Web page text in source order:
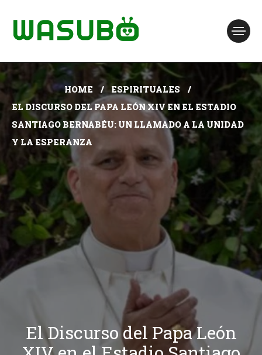
HOME
ESPIRITUALES
EL DISCURSO DEL PAPA LEÓN XIV EN EL ESTADIO
SANTIAGO BERNABÉU: UN LLAMADO A LA UNIDAD
Y LA ESPERANZA
El Discurso del Papa León